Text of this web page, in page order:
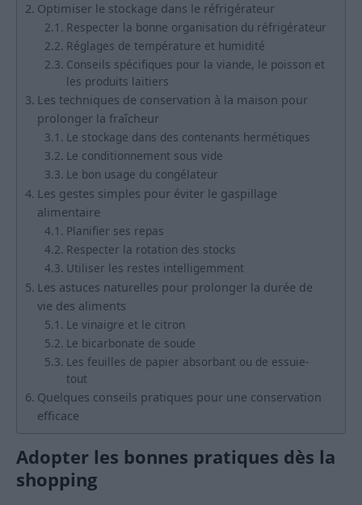
Optimiser le stockage dans le réfrigérateur
Respecter la bonne organisation du réfrigérateur
Réglages de température et humidité
Conseils spécifiques pour la viande, le poisson et
les produits laitiers
Les techniques de conservation à la maison pour
prolonger la fraîcheur
Le stockage dans des contenants hermétiques
Le conditionnement sous vide
Le bon usage du congélateur
Les gestes simples pour éviter le gaspillage
alimentaire
Planifier ses repas
Respecter la rotation des stocks
Utiliser les restes intelligemment
Les astuces naturelles pour prolonger la durée de
vie des aliments
Le vinaigre et le citron
Le bicarbonate de soude
Les feuilles de papier absorbant ou de essuie-
tout
Quelques conseils pratiques pour une conservation
efficace
Adopter les bonnes pratiques dès la
shopping